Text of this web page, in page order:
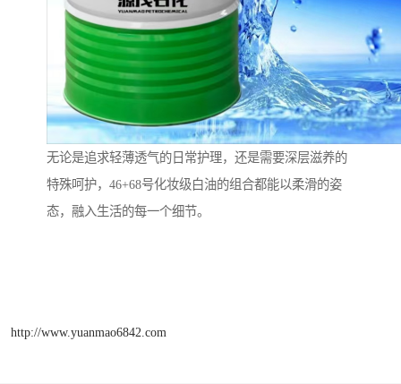
无论是追求轻薄透气的日常护理，还是需要深层滋养的
特殊呵护，46+68号化妆级白油的组合都能以柔滑的姿
态，融入生活的每一个细节。
http://www.yuanmao6842.com